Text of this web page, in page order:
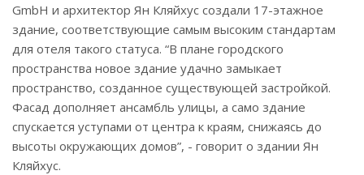
GmbH и архитектор Ян Кляйхус создали 17-этажное
здание, соответствующие самым высоким стандартам
для отеля такого статуса. “В плане городского
пространства новое здание удачно замыкает
пространство, созданное существующей застройкой.
Фасад дополняет ансамбль улицы, а само здание
спускается уступами от центра к краям, снижаясь до
высоты окружающих домов”, - говорит о здании Ян
Кляйхус.